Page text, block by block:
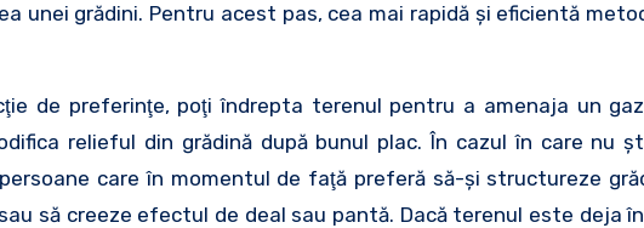
unei grădini. Pentru acest pas, cea mai rapidă şi eficientă
de preferinţe, poţi îndrepta terenul pentru a amenaja un
relieful din grădină după bunul plac. În cazul în care nu
care în momentul de faţă preferă să-şi structureze
să creeze efectul de deal sau pantă. Dacă terenul este deja